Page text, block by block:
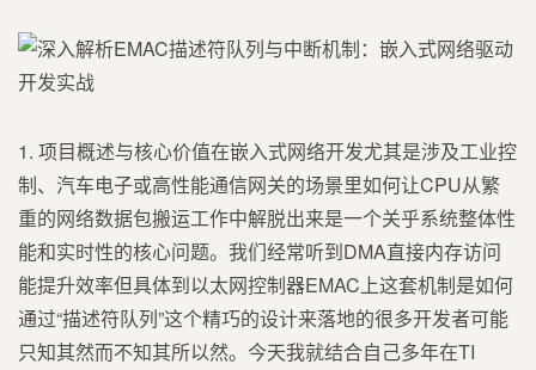
1. 项目概述与核心价值在嵌入式网络开发尤其是涉及工业控
制、汽车电子或高性能通信网关的场景里如何让CPU从繁
重的网络数据包搬运工作中解脱出来是一个关乎系统整体性
能和实时性的核心问题。我们经常听到DMA直接内存访问
能提升效率但具体到以太网控制器EMAC上这套机制是如何
通过“描述符队列”这个精巧的设计来落地的很多开发者可能
只知其然而不知其所以然。今天我就结合自己多年在TI